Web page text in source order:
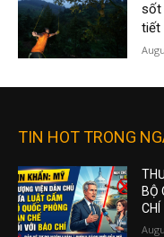
sốt
tiết
TIN HOT TRONG
BỘ
CHÍ